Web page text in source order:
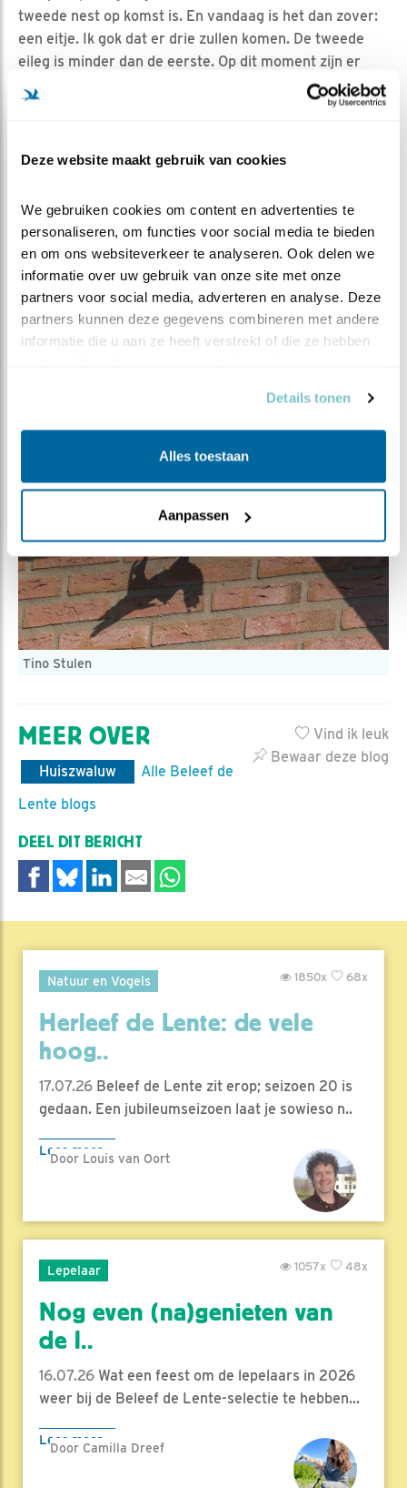
Deze website maakt gebruik van cookies
We gebruiken cookies om content en advertenties te
personaliseren, om functies voor social media te bieden
en om ons websiteverkeer te analyseren. Ook delen we
informatie over uw gebruik van onze site met onze
partners voor social media, adverteren en analyse. Deze
partners kunnen deze gegevens combineren met andere
informatie die u aan ze heeft verstrekt of die ze hebben
Details tonen
Alles toestaan
Aanpassen
tweede nest op komst is. En vandaag is het dan zover:
een eitje. Ik gok dat er drie zullen komen. De tweede
eileg is minder dan de eerste. Op dit moment zijn er
twee nesten met prille jongen van het tweede broedsel,
dat dit er minder zijn is goed te zien aan de poepzakjes
nog ruim de tijd om op te groeien en uit te vliegen. Onze
Zwaluwen gevolgd door de ouders. Ouders met late
jongen zijn wel eens tot de eerste week van October
gebleven. Maar dan zijn ze allemaal echt weg.
Tino Stulen
Vind ik leuk
Bewaar deze blog
MEER OVER
Huiszwaluw
Alle Beleef de
Lente blogs
DEEL DIT BERICHT
Natuur en Vogels 68x
1850x
Herleef de Lente: de vele
hoog..
17.07.26 Beleef de Lente zit erop; seizoen 20 is
gedaan. Een jubileumseizoen laat je sowieso n..
Lees meer
Door Louis van Oort
Lepelaar 48x
1057x
Nog even (na)genieten van
de l..
16.07.26 Wat een feest om de lepelaars in 2026
weer bij de Beleef de Lente-selectie te hebben...
Lees meer
Door Camilla Dreef